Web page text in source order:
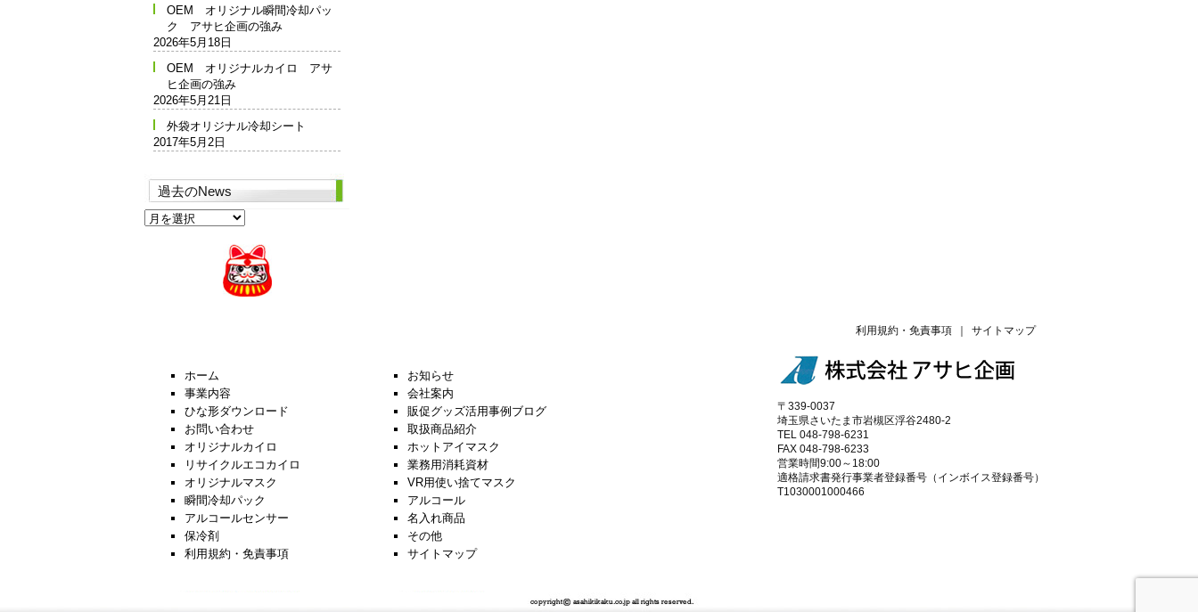
OEM オリジナル瞬間冷却パッ
ク アサヒ企画の強み
2026年5月18日
OEM オリジナルカイロ アサ
ヒ企画の強み
2026年5月21日
外袋オリジナル冷却シート
2017年5月2日
過去のNews
過
ホーム
お知らせ
事業内容
会社案内
ひな形ダウンロード
販促グッズ活用事例ブログ
お問い合わせ
取扱商品紹介
オリジナルカイロ
ホットアイマスク
リサイクルエコカイロ
業務用消耗資材
オリジナルマスク
VR用使い捨てマスク
瞬間冷却パック
アルコール
アルコールセンサー
名入れ商品
保冷剤
その他
利用規約・免責事項
サイトマップ
サイトマップ
利用規約・免責事項
〒339-0037
埼玉県さいたま市岩槻区浮谷2480-2
TEL 048-798-6231
FAX 048-798-6233
営業時間9:00～18:00
適格請求書発行事業者登録番号（インボイス登録番号）
T1030001000466